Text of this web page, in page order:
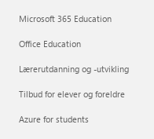
Microsoft 365 Education
Office Education
Lærerutdanning og -utvikling
Tilbud for elever og foreldre
Azure for students